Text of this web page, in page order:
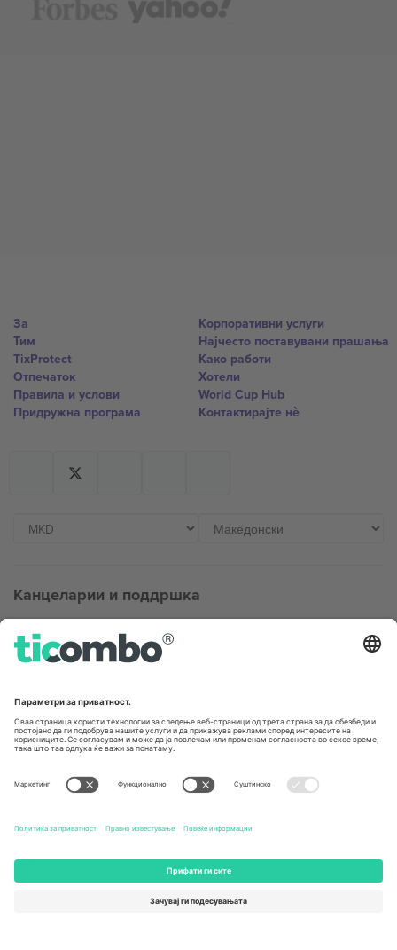
За
Тим
TixProtect
Отпечаток
Правила и услови
Придружна програма
Корпоративни услуги
Најчесто поставувани прашања
Како работи
Хотели
World Cup Hub
Контактирајте нѐ
Канцеларии и поддршка
Germany
Unter den Linden 24, 10117
167 City Road, London, Greater
United States
131 Continental Dr, Suite 305,
Newark, Delaware 19713, United
States
Switzerland
Engelberg, Switzerland
Bulgaria
Regus Sofia City West, bul
United Arab Emirates
UAE Dubai Silicon Oasis, DDP
Building A1, Office 302, Dubai,